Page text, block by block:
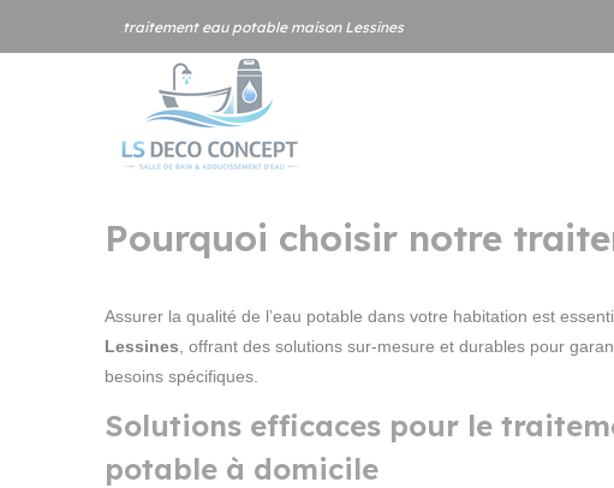
traitement eau potable maison Lessines
Pourquoi choisir notre
Assurer la qualité de l’eau potable dans votre habitation est
Lessines , offrant des solutions sur-mesure et durables pour
besoins spécifiques.
Solutions efficaces pour le
potable à domicile